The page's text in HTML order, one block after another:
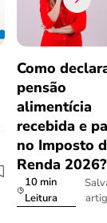
Como
pensão
alimentícia
recebida e
no Imposto
Renda
10 min
Leitura